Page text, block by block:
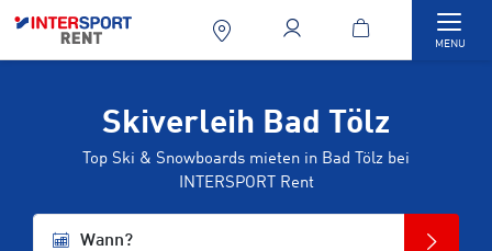
MENU
Skiverleih Bad Tölz
Top Ski & Snowboards mieten in Bad Tölz bei
INTERSPORT Rent
Wann?